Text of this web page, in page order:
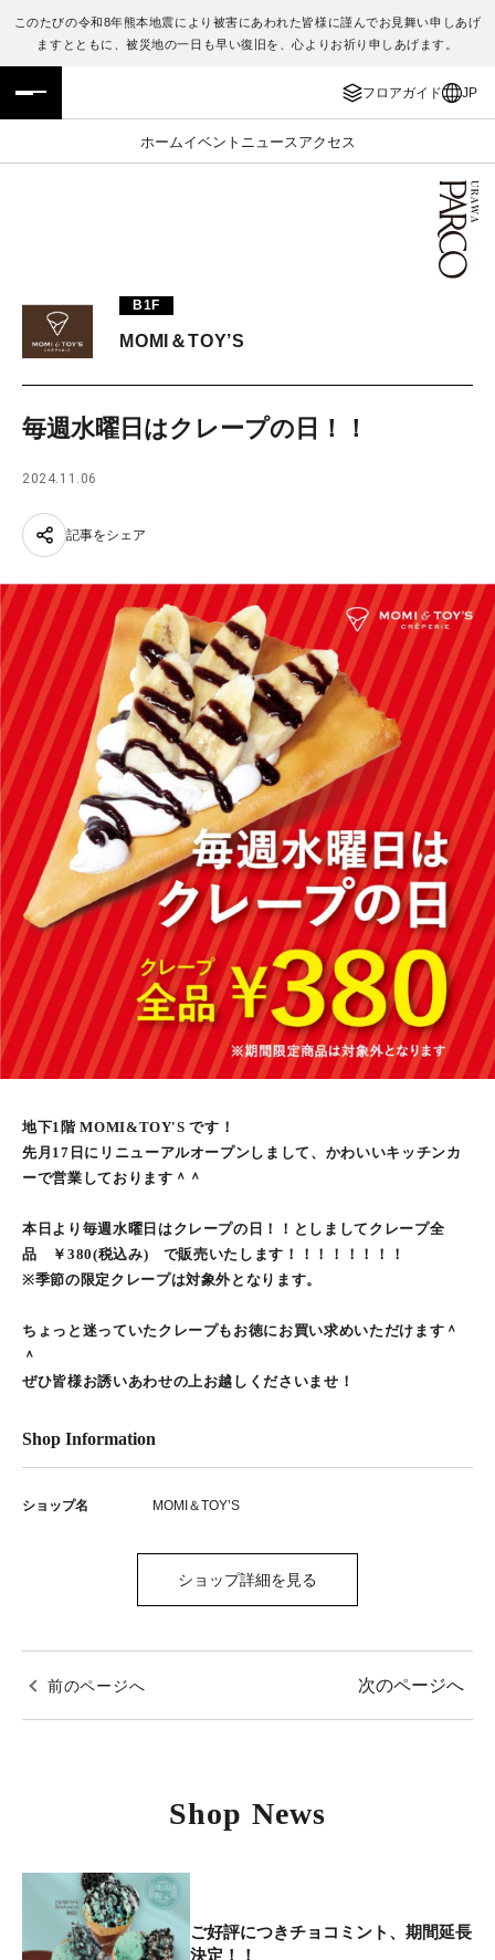
このたびの令和8年熊本地震により被害にあわれた皆様に謹んでお見舞い申しあげ
ますとともに、被災地の一日も早い復旧を、心よりお祈り申しあげます。
フロアガイド JP
ホームイベント ニュース アクセス
フロアガイド
施設案内・アクセス
TAX FREE
ENGLISH
繁体字
日本語
B1F
MOMI＆TOY’S
毎週水曜日はクレープの日！！
2024.11.06
記事をシェア
地下1階 MOMI&TOY'S です！
先月17日にリニューアルオープンしまして、かわいいキッチンカ
ーで営業しております＾＾
本日より毎週水曜日はクレープの日！！としましてクレープ全
品 ￥380(税込み) で販売いたします！！！！！！！！
※季節の限定クレープは対象外となります。
ちょっと迷っていたクレープもお徳にお買い求めいただけます＾
＾
ぜひ皆様お誘いあわせの上お越しくださいませ！
Shop Information
ショップ名 MOMI＆TOY’S
ショップ詳細を見る
前のページへ 次のページへ
Shop News
ご好評につきチョコミント、期間延長
決定！！